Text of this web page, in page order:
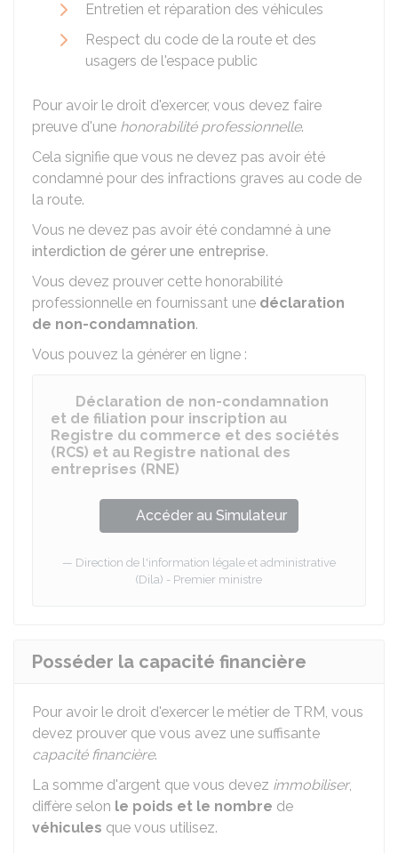
Entretien et réparation des véhicules
Respect du code de la route et des
usagers de l'espace public
Pour avoir le droit d'exercer, vous devez faire
preuve d'une honorabilité professionnelle.
Cela signifie que vous ne devez pas avoir été
condamné pour des infractions graves au code de
la route.
Vous ne devez pas avoir été condamné à une
interdiction de gérer une entreprise.
Vous devez prouver cette honorabilité
professionnelle en fournissant une déclaration
de non-condamnation.
Vous pouvez la générer en ligne :
Déclaration de non-condamnation
et de filiation pour inscription au
Registre du commerce et des sociétés
(RCS) et au Registre national des
entreprises (RNE)
Accéder au Simulateur
Direction de l'information légale et administrative
(Dila) - Premier ministre
Posséder la capacité financière
Pour avoir le droit d'exercer le métier de TRM, vous
devez prouver que vous avez une suffisante
capacité financière.
La somme d'argent que vous devez immobiliser,
diffère selon le poids et le nombre de
véhicules que vous utilisez.